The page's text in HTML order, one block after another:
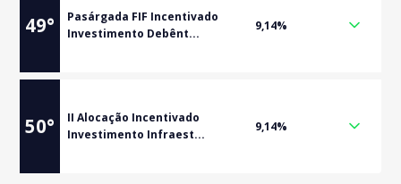
49°
Pasárgada FIF Incentivado
Investimento Debênt...
9,14%
50°
II Alocação Incentivado
Investimento Infraest...
9,14%